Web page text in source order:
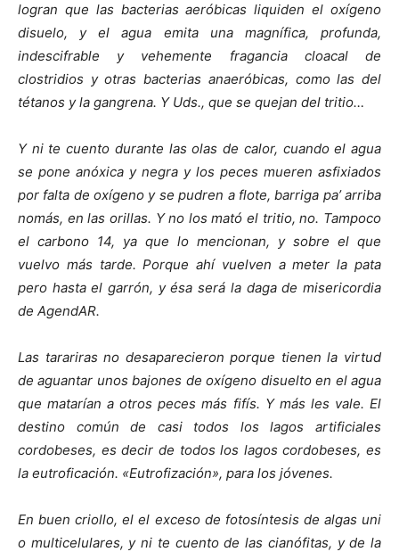
logran que las bacterias aeróbicas liquiden el oxígeno
disuelo, y el agua emita una magnífica, profunda,
indescifrable y vehemente fragancia cloacal de
clostridios y otras bacterias anaeróbicas, como las del
tétanos y la gangrena. Y Uds., que se quejan del tritio…
Y ni te cuento durante las olas de calor, cuando el agua
se pone anóxica y negra y los peces mueren asfixiados
por falta de oxígeno y se pudren a flote, barriga pa’ arriba
nomás, en las orillas. Y no los mató el tritio, no. Tampoco
el carbono 14, ya que lo mencionan, y sobre el que
vuelvo más tarde. Porque ahí vuelven a meter la pata
pero hasta el garrón, y ésa será la daga de misericordia
de AgendAR.
Las tarariras no desaparecieron porque tienen la virtud
de aguantar unos bajones de oxígeno disuelto en el agua
que matarían a otros peces más fifís. Y más les vale. El
destino común de casi todos los lagos artificiales
cordobeses, es decir de todos los lagos cordobeses, es
la eutroficación. «Eutrofización», para los jóvenes.
En buen criollo, el el exceso de fotosíntesis de algas uni
o multicelulares, y ni te cuento de las cianófitas, y de la